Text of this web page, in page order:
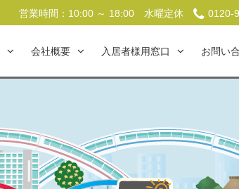
営業時間：10:00 ～ 18:00 水曜定休 0120-
会社概要 入居者様用窓口 お問い